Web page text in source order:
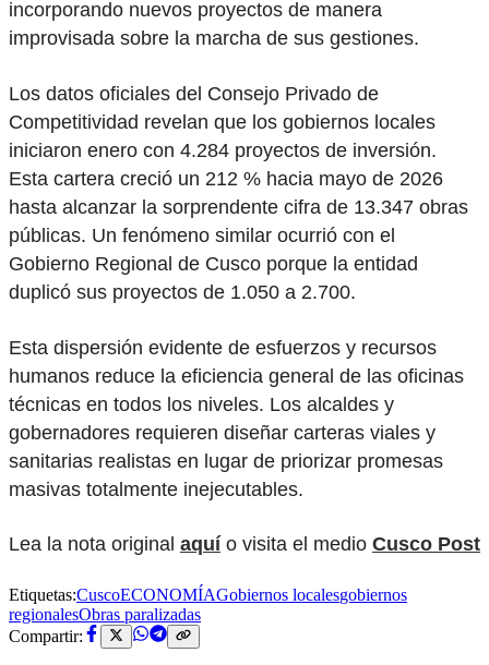
incorporando nuevos proyectos de manera
improvisada sobre la marcha de sus gestiones.
Los datos oficiales del Consejo Privado de
Competitividad revelan que los gobiernos locales
iniciaron enero con 4.284 proyectos de inversión.
Esta cartera creció un 212 % hacia mayo de 2026
hasta alcanzar la sorprendente cifra de 13.347 obras
públicas. Un fenómeno similar ocurrió con el
Gobierno Regional de Cusco porque la entidad
duplicó sus proyectos de 1.050 a 2.700.
Esta dispersión evidente de esfuerzos y recursos
humanos reduce la eficiencia general de las oficinas
técnicas en todos los niveles. Los alcaldes y
gobernadores requieren diseñar carteras viales y
sanitarias realistas en lugar de priorizar promesas
masivas totalmente inejecutables.
Lea la nota original aquí o visita el medio Cusco Post
Etiquetas:CuscoECONOMÍAGobiernos localesgobiernos
regionalesObras paralizadas
Compartir: